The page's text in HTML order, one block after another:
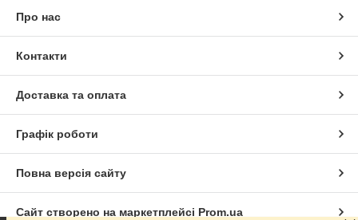
Про нас
Контакти
Доставка та оплата
Графік роботи
Повна версія сайту
Сайт створено на маркетплейсі Prom.ua